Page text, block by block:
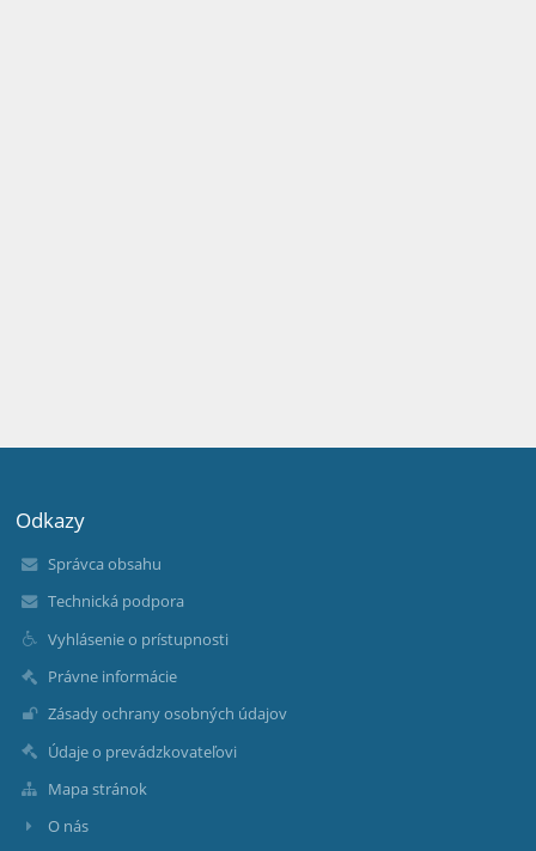
Odkazy
Správca obsahu
Technická podpora
Vyhlásenie o prístupnosti
Právne informácie
Zásady ochrany osobných údajov
Údaje o prevádzkovateľovi
Mapa stránok
O nás